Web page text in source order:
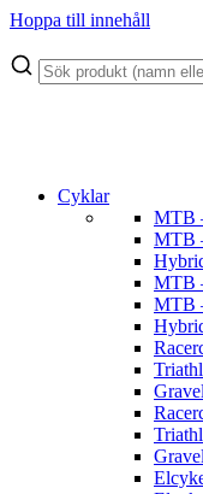
Hoppa till innehåll
Cyklar
MTB
MTB
MTB
MTB